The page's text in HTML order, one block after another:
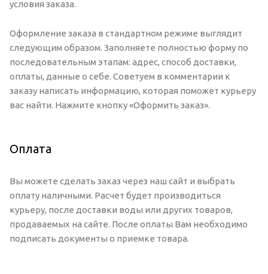
условия заказа.
Оформление заказа в стандартном режиме выглядит
следующим образом. Заполняете полностью форму по
последовательным этапам: адрес, способ доставки,
оплаты, данные о себе. Советуем в комментарии к
заказу написать информацию, которая поможет курьеру
вас найти. Нажмите кнопку «Оформить заказ».
Оплата
Вы можете сделать заказ через наш сайт и выбрать
оплату наличными. Расчет будет производиться
курьеру, после доставки воды или других товаров,
продаваемых на сайте. После оплаты Вам необходимо
подписать документы о приемке товара.